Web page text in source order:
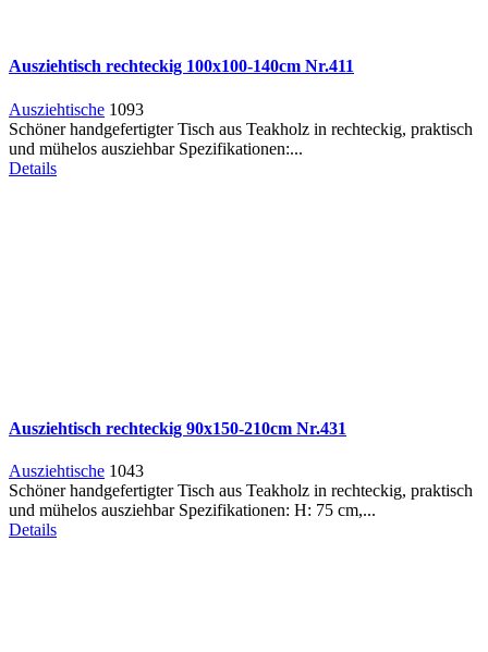
Ausziehtisch rechteckig 100x100-140cm Nr.411
Ausziehtische 1093
Schöner handgefertigter Tisch aus Teakholz in rechteckig, praktisch
und mühelos ausziehbar Spezifikationen:...
Details
Ausziehtisch rechteckig 90x150-210cm Nr.431
Ausziehtische 1043
Schöner handgefertigter Tisch aus Teakholz in rechteckig, praktisch
und mühelos ausziehbar Spezifikationen: H: 75 cm,...
Details